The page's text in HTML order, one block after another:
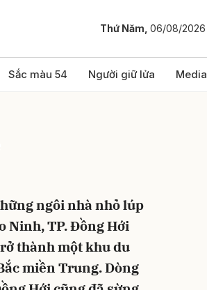
Thứ Năm, 06/08/2026
Sắc màu 54 Người giữ lửa Media
ngôi nhà nhỏ lúp
Ninh, TP. Đồng Hới
thành một khu du
miền Trung. Dòng